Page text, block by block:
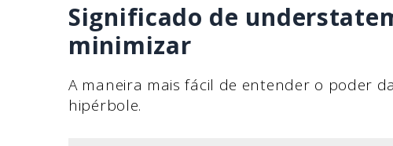
Significado de
minimizar
A maneira mais fácil de entender o poder
hipérbole.